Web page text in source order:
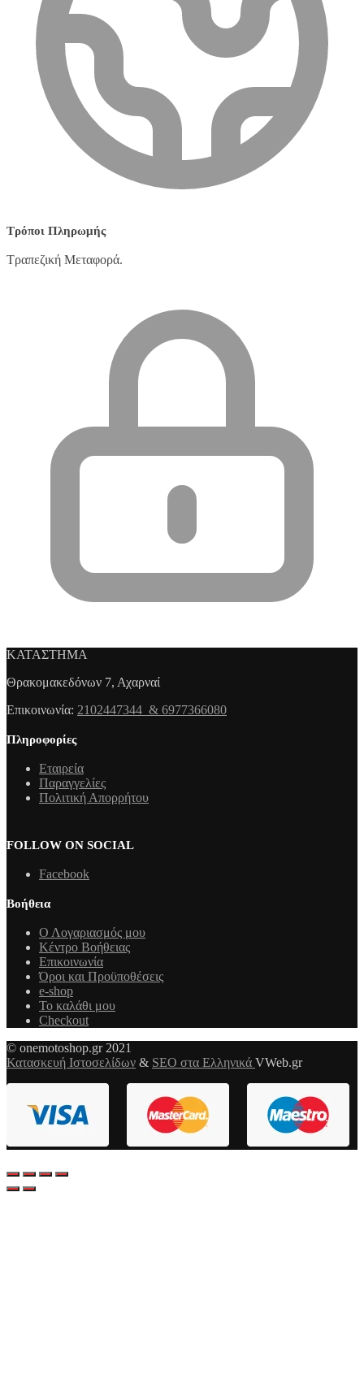
Τρόποι Πληρωμής
Τραπεζική Μεταφορά.
ΚΑΤΑΣΤΗΜΑ
Θρακομακεδόνων 7, Αχαρναί
Επικοινωνία: 2102447344 & 6977366080
Πληροφορίες
Εταιρεία
Παραγγελίες
Πολιτική Απορρήτου
FOLLOW ON SOCIAL
Facebook
Βοήθεια
Ο Λογαριασμός μου
Κέντρο Βοήθειας
Επικοινωνία
Όροι και Προϋποθέσεις
e-shop
Το καλάθι μου
Checkout
© onemotoshop.gr 2021
Κατασκευή Ιστοσελίδων & SEO στα Ελληνικά VWeb.gr